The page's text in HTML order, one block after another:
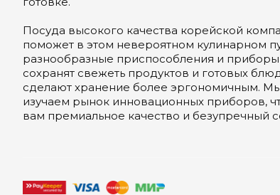
Посуда высокого качества корейской
поможет в этом невероятном кулинарном
разнообразные приспособления и
сохранят свежеть продуктов и готовых
сделают хранение более эргономичным.
изучаем рынок инновационных приборов,
вам премиальное качество и безупречный